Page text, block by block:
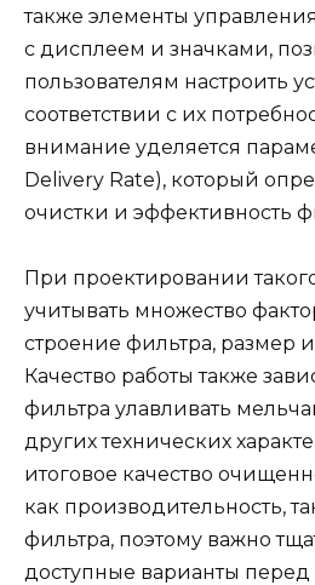
также элементы
с дисплеем и значками,
пользователям настроить
соответствии с их
внимание уделяется
Delivery Rate), который
очистки и эффективность
При проектировании
учитывать множество
строение фильтра, размер
Качество работы также
фильтра улавливать
других технических
итоговое качество
как производительность,
фильтра, поэтому важно
доступные варианты перед